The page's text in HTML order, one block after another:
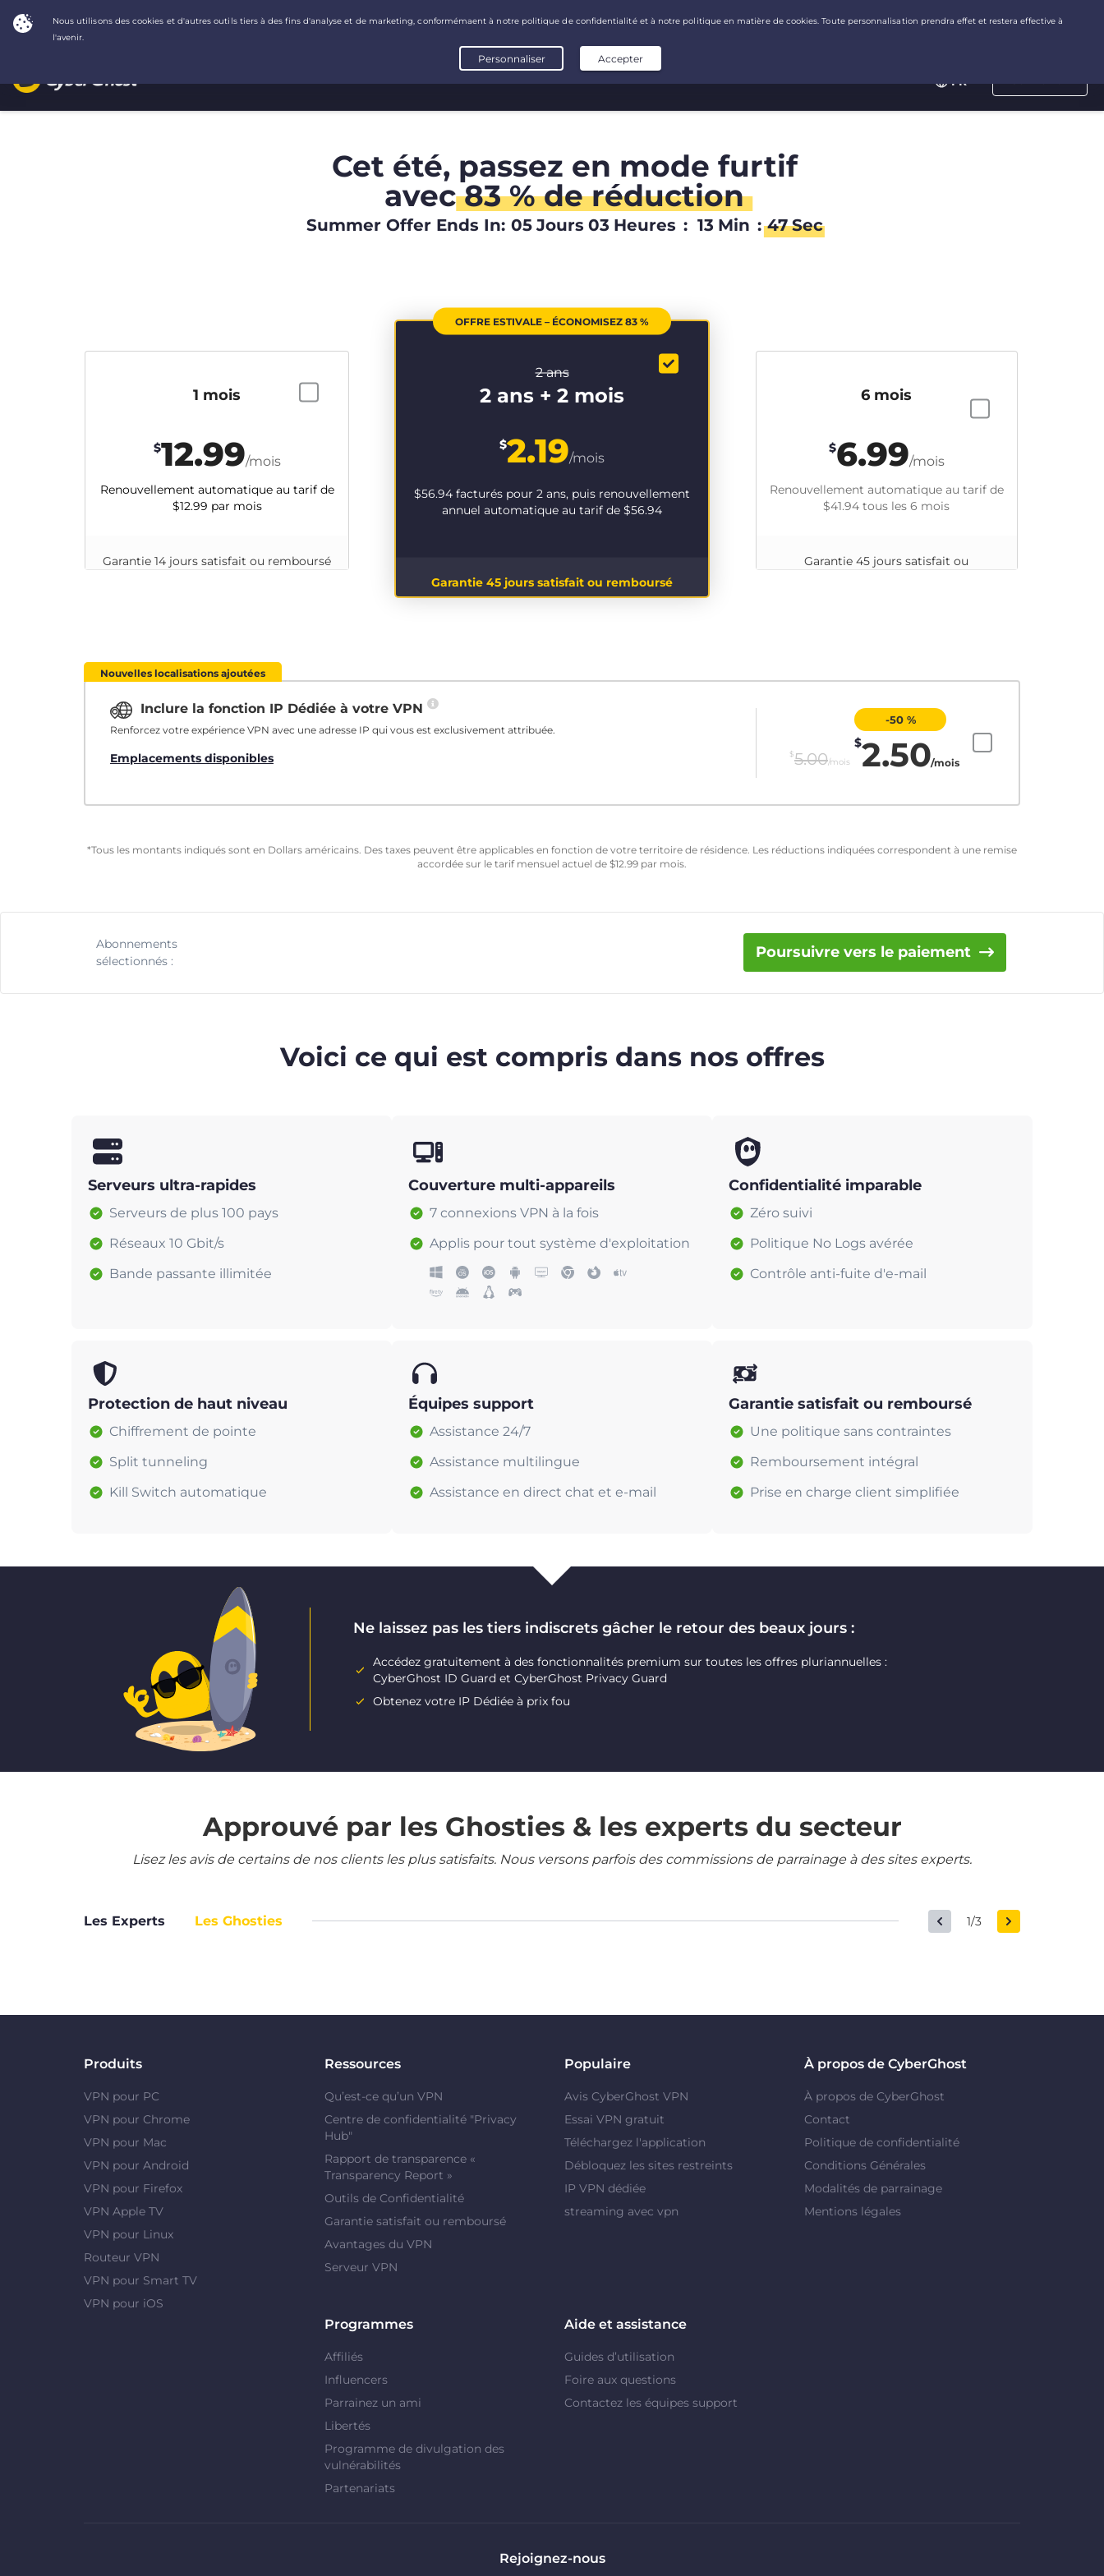
FR
Cet été, passez en mode furtif
avec83 % de réduction
Summer Offer Ends In: 05 Jours 03 Heures : 13 Min : 46 Sec
OFFRE ESTIVALE – ÉCONOMISEZ 83 %
2 ans
2 ans + 2 mois
$2.19/mois
$56.94 facturés pour 2 ans, puis renouvellement
annuel automatique au tarif de $56.94
Garantie 45 jours satisfait ou remboursé
6 mois
$6.99/mois
Renouvellement automatique au tarif de
$41.94 tous les 6 mois
Garantie 45 jours satisfait ou
1 mois
$12.99/mois
Renouvellement automatique au tarif de
$12.99 par mois
Garantie 14 jours satisfait ou remboursé
Nouvelles localisations ajoutées
Inclure la fonction IP Dédiée à votre VPN
Renforcez votre expérience VPN avec une adresse IP qui vous est exclusivement attribuée.
Emplacements disponibles $5.00/mois
-50 %
$2.50/mois
*Tous les montants indiqués sont en Dollars américains. Des taxes peuvent être applicables en fonction de votre territoire de résidence. Les réductions indiquées correspondent à une remise
accordée sur le tarif mensuel actuel de $12.99 par mois.
Abonnements
sélectionnés :
Poursuivre vers le paiement
Voici ce qui est compris dans nos offres
Serveurs ultra-rapides
Serveurs de plus 100 pays
Réseaux 10 Gbit/s
Bande passante illimitée
Couverture multi-appareils
7 connexions VPN à la fois
Applis pour tout système d'exploitation
Confidentialité imparable
Zéro suivi
Politique No Logs avérée
Contrôle anti-fuite d'e-mail
Protection de haut niveau
Chiffrement de pointe
Split tunneling
Kill Switch automatique
Équipes support
Assistance 24/7
Assistance multilingue
Assistance en direct chat et e-mail
Garantie satisfait ou remboursé
Une politique sans contraintes
Remboursement intégral
Prise en charge client simplifiée
Ne laissez pas les tiers indiscrets gâcher le retour des beaux jours :
Accédez gratuitement à des fonctionnalités premium sur toutes les offres pluriannuelles :
CyberGhost ID Guard et CyberGhost Privacy Guard
Obtenez votre IP Dédiée à prix fou
Approuvé par les Ghosties & les experts du secteur
Lisez les avis de certains de nos clients les plus satisfaits. Nous versons parfois des commissions de parrainage à des sites experts.
Les Experts Les Ghosties 1/3
Produits
VPN pour PC
VPN pour Chrome
VPN pour Mac
VPN pour Android
VPN pour Firefox
VPN Apple TV
VPN pour Linux
Routeur VPN
VPN pour Smart TV
VPN pour iOS
Ressources
Qu’est-ce qu’un VPN
Centre de confidentialité "Privacy
Hub"
Rapport de transparence «
Transparency Report »
Outils de Confidentialité
Garantie satisfait ou remboursé
Avantages du VPN
Serveur VPN
Populaire
Avis CyberGhost VPN
Essai VPN gratuit
Téléchargez l'application
Débloquez les sites restreints
IP VPN dédiée
streaming avec vpn
À propos de CyberGhost
À propos de CyberGhost
Contact
Politique de confidentialité
Conditions Générales
Modalités de parrainage
Mentions légales
Programmes
Affiliés
Influencers
Parrainez un ami
Libertés
Programme de divulgation des
vulnérabilités
Partenariats
Aide et assistance
Guides d’utilisation
Foire aux questions
Contactez les équipes support
Rejoignez-nous